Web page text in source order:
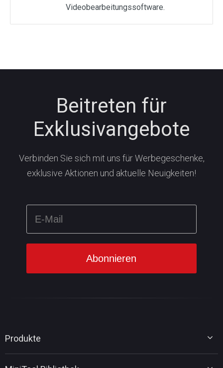
Videobearbeitungssoftware.
Beitreten für
Exklusivangebote
Verbinden Sie sich mit uns für Werbegeschenke,
exklusive Aktionen und aktuelle Neuigkeiten!
Produkte